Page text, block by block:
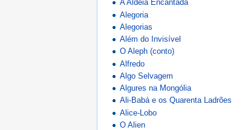
A Aldeia Encantada
Alegoria
Alegorias
Além do Invisível
O Aleph (conto)
Alfredo
Algo Selvagem
Algures na Mongólia
Ali-Babá e os Quarenta Ladrões
Alice-Lobo
O Alien